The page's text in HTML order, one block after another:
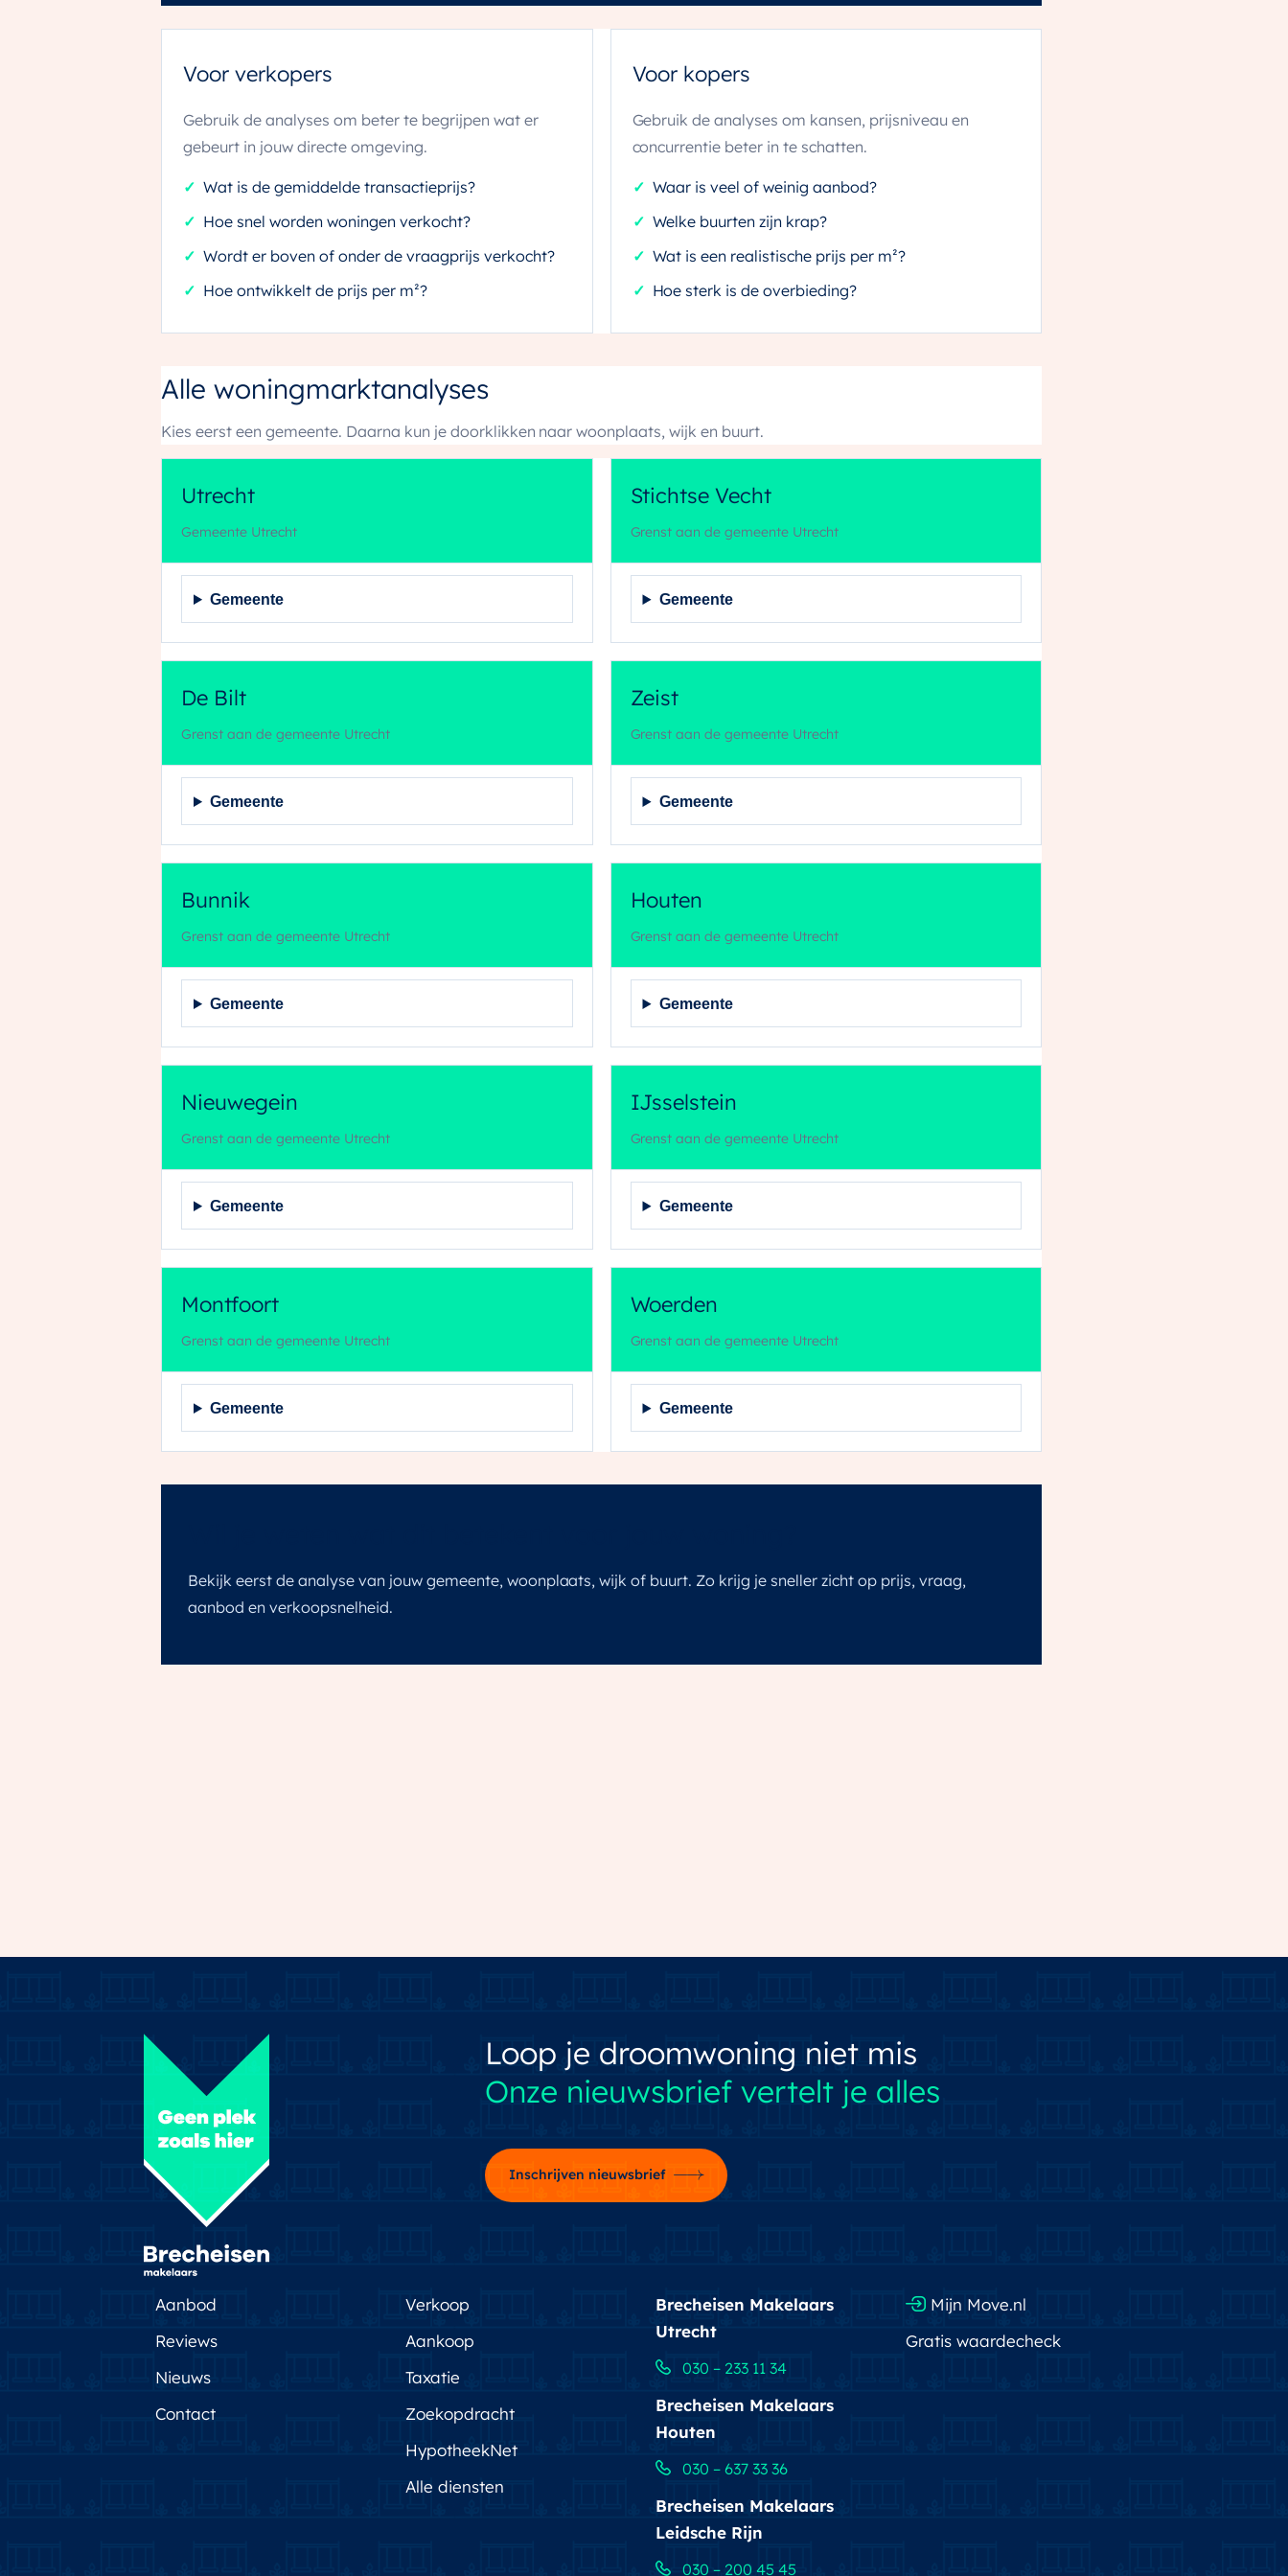
Voor verkopers
Gebruik de analyses om beter te begrijpen wat er
gebeurt in jouw directe omgeving.
Wat is de gemiddelde transactieprijs?
Hoe snel worden woningen verkocht?
Wordt er boven of onder de vraagprijs verkocht?
Hoe ontwikkelt de prijs per m²?
Voor kopers
Gebruik de analyses om kansen, prijsniveau en
concurrentie beter in te schatten.
Waar is veel of weinig aanbod?
Welke buurten zijn krap?
Wat is een realistische prijs per m²?
Hoe sterk is de overbieding?
Alle woningmarktanalyses
Kies eerst een gemeente. Daarna kun je doorklikken naar woonplaats, wijk en buurt.
Utrecht
Gemeente Utrecht
Gemeente
Stichtse Vecht
Grenst aan de gemeente Utrecht
Gemeente
De Bilt
Grenst aan de gemeente Utrecht
Gemeente
Zeist
Grenst aan de gemeente Utrecht
Gemeente
Bunnik
Grenst aan de gemeente Utrecht
Gemeente
Houten
Grenst aan de gemeente Utrecht
Gemeente
Nieuwegein
Grenst aan de gemeente Utrecht
Gemeente
IJsselstein
Grenst aan de gemeente Utrecht
Gemeente
Montfoort
Grenst aan de gemeente Utrecht
Gemeente
Woerden
Grenst aan de gemeente Utrecht
Gemeente
Bekijk eerst de analyse van jouw gemeente, woonplaats, wijk of buurt. Zo krijg je sneller zicht op prijs, vraag,
aanbod en verkoopsnelheid.
Loop je droomwoning niet mis
Onze nieuwsbrief vertelt je alles
Inschrijven nieuwsbrief
Aanbod
Reviews
Nieuws
Contact
Verkoop
Aankoop
Taxatie
Zoekopdracht
HypotheekNet
Alle diensten
Brecheisen Makelaars
Utrecht
030 – 233 11 34
Brecheisen Makelaars
Houten
030 – 637 33 36
Brecheisen Makelaars
Leidsche Rijn
030 – 200 45 45
Mijn Move.nl
Gratis waardecheck